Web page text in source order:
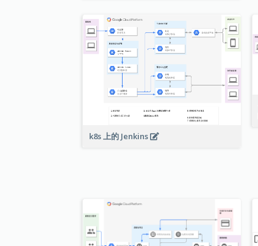
k8s 上的 Jenkins